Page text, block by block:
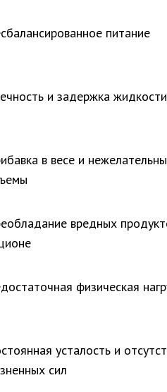
питание
и задержка жидкости
в весе и
вредных
физическая
усталость и
сил